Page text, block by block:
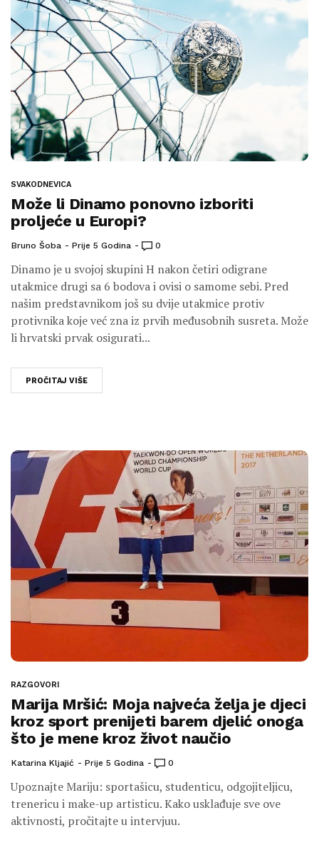
SVAKODNEVICA
Može li Dinamo ponovno izboriti
proljeće u Europi?
Bruno Šoba Prije 5 Godina 0
Dinamo je u svojoj skupini H nakon četiri odigrane
utakmice drugi sa 6 bodova i ovisi o samome sebi. Pred
našim predstavnikom još su dvije utakmice protiv
protivnika koje već zna iz prvih međusobnih susreta. Može
li hrvatski prvak osigurati...
PROČITAJ VIŠE
RAZGOVORI
Marija Mršić: Moja najveća želja je djeci
kroz sport prenijeti barem djelić onoga
što je mene kroz život naučio
Katarina Kljajić Prije 5 Godina 0
Upoznajte Mariju: sportašicu, studenticu, odgojiteljicu,
trenericu i make-up artisticu. Kako usklađuje sve ove
aktivnosti, pročitajte u intervjuu.